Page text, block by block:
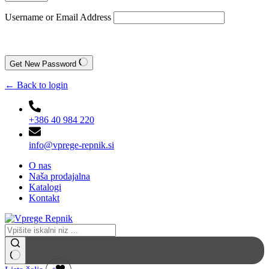
Username or Email Address
Get New Password
← Back to login
+386 40 984 220
info@vprege-repnik.si
O nas
Naša prodajalna
Katalogi
Kontakt